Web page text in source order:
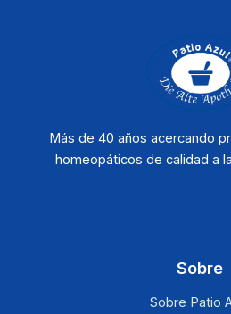
Más de 40 años acercando
homeopáticos de calidad a
Sobre
Sobre Patio